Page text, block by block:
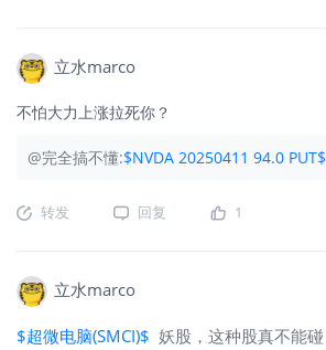
立水marco
不怕大力上涨拉死你？
@完全搞不懂:$NVDA 20250411 94.0 PUT$
转发 回复 1
立水marco
$超微电脑(SMCI)$ 妖股，这种股真不能碰